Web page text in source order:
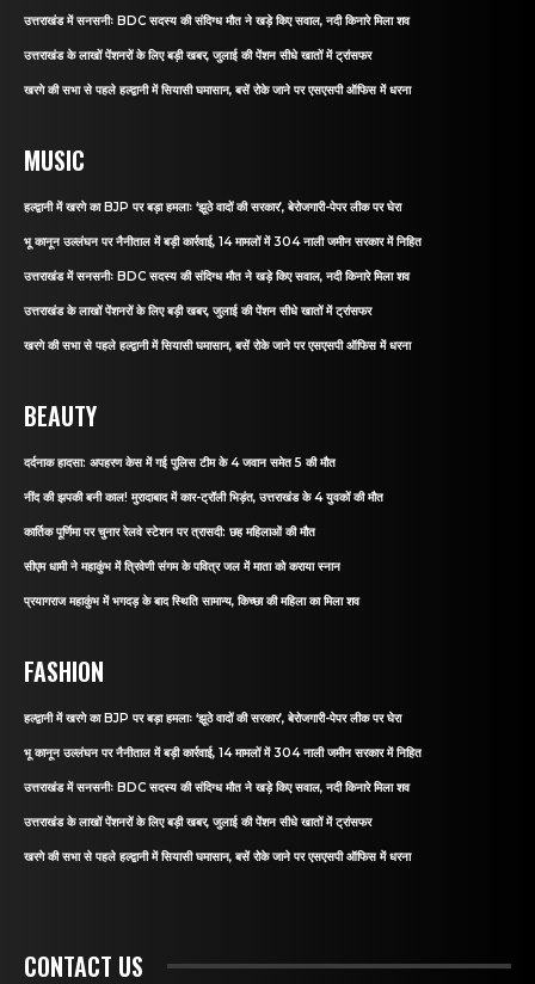
उत्तराखंड में सनसनीः BDC सदस्य की संदिग्ध मौत ने खड़े किए सवाल, नदी किनारे मिला शव
उत्तराखंड के लाखों पेंशनरों के लिए बड़ी खबर, जुलाई की पेंशन सीधे खातों में ट्रांसफर
खरगे की सभा से पहले हल्द्वानी में सियासी घमासान, बसें रोके जाने पर एसएसपी ऑफिस में धरना
MUSIC
हल्द्वानी में खरगे का BJP पर बड़ा हमलाः ‘झूठे वादों की सरकार’, बेरोजगारी-पेपर लीक पर घेरा
भू कानून उल्लंघन पर नैनीताल में बड़ी कार्रवाई, 14 मामलों में 304 नाली जमीन सरकार में निहित
उत्तराखंड में सनसनीः BDC सदस्य की संदिग्ध मौत ने खड़े किए सवाल, नदी किनारे मिला शव
उत्तराखंड के लाखों पेंशनरों के लिए बड़ी खबर, जुलाई की पेंशन सीधे खातों में ट्रांसफर
खरगे की सभा से पहले हल्द्वानी में सियासी घमासान, बसें रोके जाने पर एसएसपी ऑफिस में धरना
BEAUTY
दर्दनाक हादसा: अपहरण केस में गई पुलिस टीम के 4 जवान समेत 5 की मौत
नींद की झपकी बनी काल! मुरादाबाद में कार-ट्रॉली भिड़ंत, उत्तराखंड के 4 युवकों की मौत
कार्तिक पूर्णिमा पर चुनार रेलवे स्टेशन पर त्रासदी: छह महिलाओं की मौत
सीएम धामी ने महाकुंभ में त्रिवेणी संगम के पवित्र जल में माता को कराया स्नान
प्रयागराज महाकुंभ में भगदड़ के बाद स्थिति सामान्य, किच्छा की महिला का मिला शव
FASHION
हल्द्वानी में खरगे का BJP पर बड़ा हमलाः ‘झूठे वादों की सरकार’, बेरोजगारी-पेपर लीक पर घेरा
भू कानून उल्लंघन पर नैनीताल में बड़ी कार्रवाई, 14 मामलों में 304 नाली जमीन सरकार में निहित
उत्तराखंड में सनसनीः BDC सदस्य की संदिग्ध मौत ने खड़े किए सवाल, नदी किनारे मिला शव
उत्तराखंड के लाखों पेंशनरों के लिए बड़ी खबर, जुलाई की पेंशन सीधे खातों में ट्रांसफर
खरगे की सभा से पहले हल्द्वानी में सियासी घमासान, बसें रोके जाने पर एसएसपी ऑफिस में धरना
CONTACT US